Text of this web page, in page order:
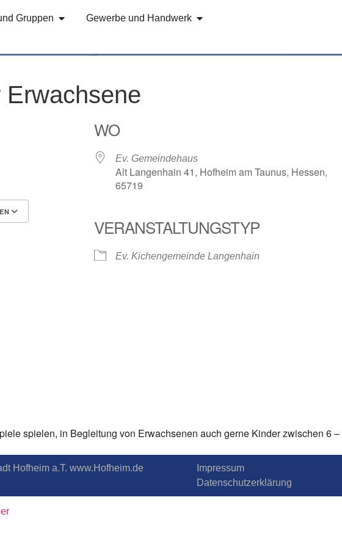
Gruppen Gewerbe und Handwerk
Erwachsene
Google Kalender iCalendar
WO
Ev. Gemeindehaus
Alt Langenhain 41, Hofheim am Taunus, Hessen,
65719
VERANSTALTUNGSTYP
Ev. Kichengemeinde Langenhain
spielen, in Begleitung von Erwachsenen auch gerne Kinder zwischen 6 –
Hofheim a.T. www.Hofheim.de
Impressum
Datenschutzerklärung